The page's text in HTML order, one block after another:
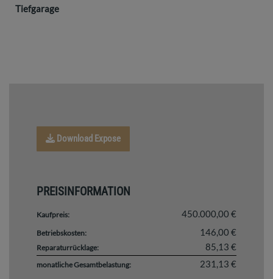
Tiefgarage
Download Expose
PREISINFORMATION
Kaufpreis: 450.000,00 €
Betriebskosten: 146,00 €
Reparaturrücklage: 85,13 €
monatliche Gesamtbelastung: 231,13 €